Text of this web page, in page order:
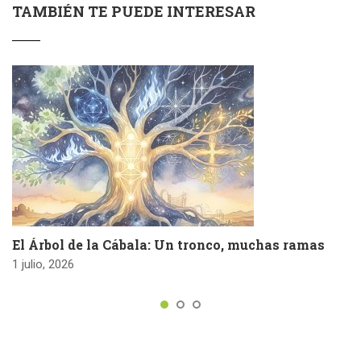
TAMBIÉN TE PUEDE INTERESAR
El Árbol de la Cábala: Un tronco, muchas ramas
1 julio, 2026